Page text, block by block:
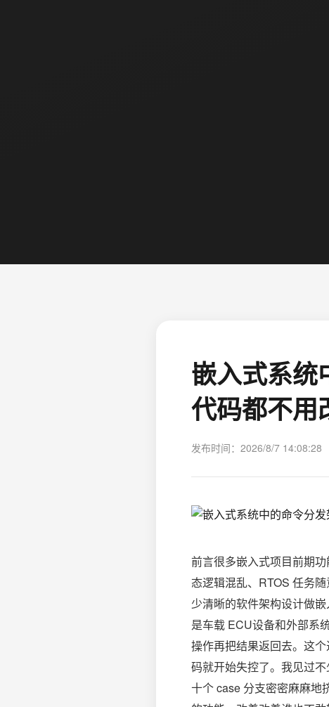
嵌入式系统
代码都不用
发布时间：2026/8/7 14:08:28
前言很多嵌入式项目前期
态逻辑混乱、RTOS 任务
少清晰的软件架构设计做
是车载 ECU设备和外部系
操作再把结果返回去。这
码就开始失控了。我见过
十个 case 分支密密麻麻地